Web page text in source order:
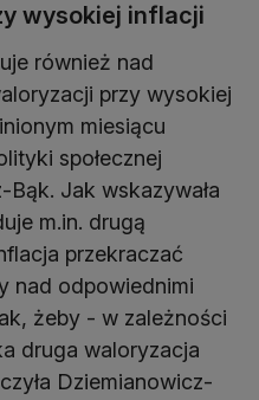
wysokiej inflacji
również nad
przy wysokiej
miesiącu
społecznej
Jak wskazywała
m.in. drugą
przekraczać
nad odpowiednimi
żeby - w zależności
druga waloryzacja
Dziemianowicz-